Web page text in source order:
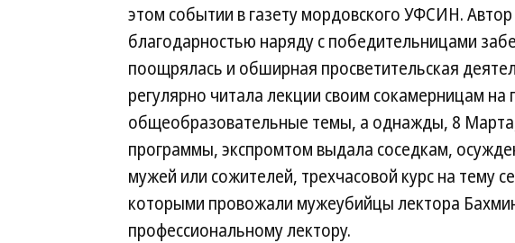
этом событии в газету мордовского УФСИН.
благодарностью наряду с победительницами
поощрялась и обширная просветительская
регулярно читала лекции своим сокамерницам
общеобразовательные темы, а однажды, 8
программы, экспромтом выдала соседкам,
мужей или сожителей, трехчасовой курс на тему
которыми провожали мужеубийцы лектора
профессиональному лектору.